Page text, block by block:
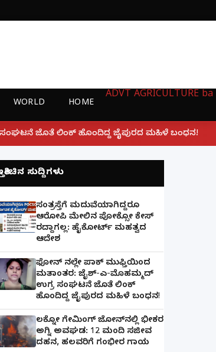
WORLD HOME
ADVT AGRICULTURE ba
ಜೈಪುರದ ಮಹಿಳೆ ಬಂಧನ! | ಲಕ್ನೋ ಗೇಮಿಂಗ್
ಸುದ್ದಿಗಳು
ಸಂತ್ರಸ್ತೆಗೆ ಮದುವೆಯಾಗಿದ್ದರೂ
ಆರೋಪಿ ಮೇಲಿನ ಪೋಕ್ಸೋ ಕೇಸ್
ರದ್ದಾಗಲ್ಲ: ಹೈಕೋರ್ಟ್ ಮಹತ್ವದ
ಆದೇಶ
ಫೋನ್ ನಲ್ಲೇ ಪಾಕ್ ಮುಫ್ತಿಯಿಂದ
ಮತಾಂತರ: ಜೈಶ್-ಎ-ಮೊಹಮ್ಮದ್
ಉಗ್ರ ಸಂಘಟನೆ ಜೊತೆ ಲಿಂಕ್
ಹೊಂದಿದ್ದ ಜೈಪುರದ ಮಹಿಳೆ ಬಂಧನ!
ಲಕ್ನೋ ಗೇಮಿಂಗ್ ಜೋನ್‌ನಲ್ಲಿ ಭೀಕರ
ಅಗ್ನಿ ಅವಘಡ: 12 ಮಂದಿ ಸಜೀವ
ದಹನ, ಹಲವರಿಗೆ ಗಂಭೀರ ಗಾಯ